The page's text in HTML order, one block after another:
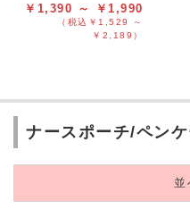
￥1,390 ～ ￥1,990
（税込￥1,529 ～
￥2,189）
ナースポーチ/ペン
並